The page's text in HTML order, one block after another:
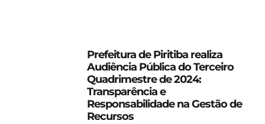
Prefeitura de Piritiba realiza
Audiência Pública do Terceiro
Quadrimestre de 2024:
Transparência e
Responsabilidade na Gestão de
Recursos